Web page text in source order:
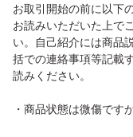
お取引開始の前に以下
お読みいただいた上で
い。自己紹介には商品
括での連絡事項等記載
読みください。
・商品状態は微傷です